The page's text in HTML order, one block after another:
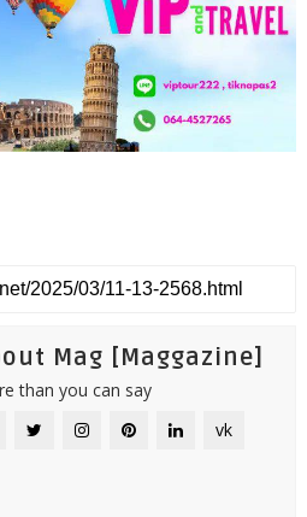
Mag [Maggazine]
than you can say
vk